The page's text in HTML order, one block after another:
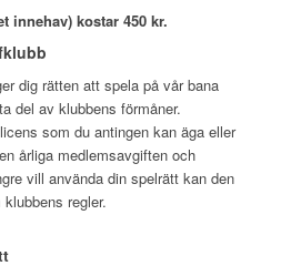
innehav) kostar 450 kr.
dig rätten att spela på vår bana
del av klubbens förmåner.
som du antingen kan äga eller
årliga medlemsavgiften och
vill använda din spelrätt kan den
regler.